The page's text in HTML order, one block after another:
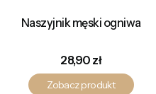
Naszyjnik męski ogniwa
Cena
28,90 zł
Zobacz produkt